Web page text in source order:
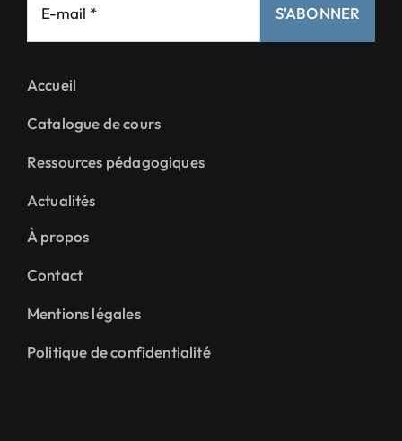
S'ABONNER
Accueil
Catalogue de cours
Ressources pédagogiques
Actualités
À propos
Contact
Mentions légales
Politique de confidentialité